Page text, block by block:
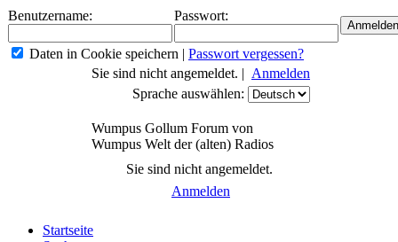
Benutzername: Passwort:
Daten in Cookie speichern | Passwort vergessen?
Sie sind nicht angemeldet. | Anmelden
Sprache auswählen:
Wumpus Gollum Forum von
Wumpus Welt der (alten) Radios
Sie sind nicht angemeldet.
Anmelden
Startseite